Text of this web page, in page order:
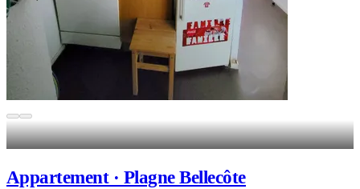
Appartement · Plagne Bellecôte